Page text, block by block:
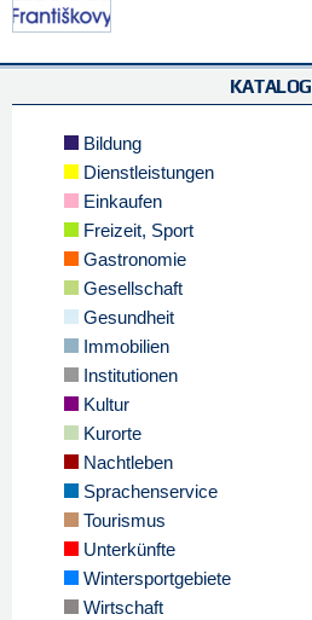
KATALOG
Bildung
Dienstleistungen
Einkaufen
Freizeit, Sport
Gastronomie
Gesellschaft
Gesundheit
Immobilien
Institutionen
Kultur
Kurorte
Nachtleben
Sprachenservice
Tourismus
Unterkünfte
Wintersportgebiete
Wirtschaft